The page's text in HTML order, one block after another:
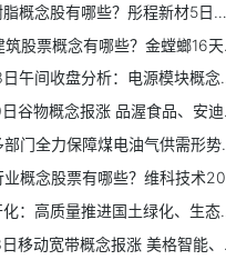
念股有哪些？彤程新材5日内股价上涨3.79%
股票概念有哪些？金螳螂16天下跌8.16%
间收盘分析：电源模块概念报涨 通合科技领涨
物概念报涨 品渥食品、安迪苏和嘉美包装等领涨
门全力保障煤电油气供需形势稳定
股票有哪些？维科技术2021年公司营业总收入20.75亿
高质量推进国土绿化、生态提质富民增收
动宽带概念报涨 美格智能、神宇股份等领涨